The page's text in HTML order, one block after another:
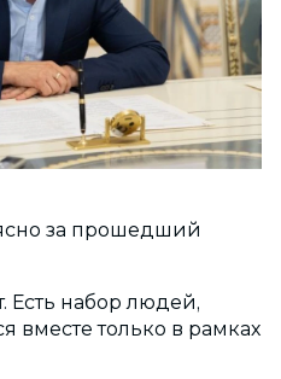
за прошедший
Есть набор людей,
вместе только в рамках